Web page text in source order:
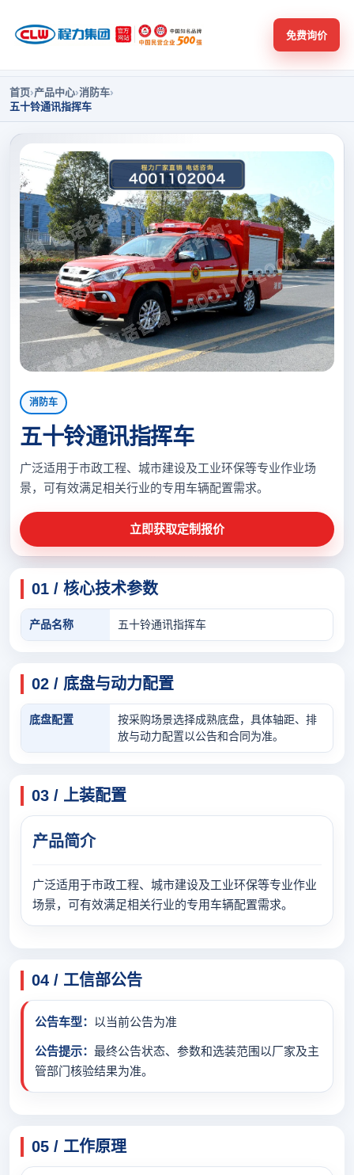
免费询价
首页›产品中心›消防车›
五十铃通讯指挥车
消防车
五十铃通讯指挥车
广泛适用于市政工程、城市建设及工业环保等专业作业场
景，可有效满足相关行业的专用车辆配置需求。
立即获取定制报价
01 / 核心技术参数
产品名称 五十铃通讯指挥车
02 / 底盘与动力配置
底盘配置
按采购场景选择成熟底盘，具体轴距、排
放与动力配置以公告和合同为准。
03 / 上装配置
产品简介
广泛适用于市政工程、城市建设及工业环保等专业作业
场景，可有效满足相关行业的专用车辆配置需求。
04 / 工信部公告
公告车型： 以当前公告为准
公告提示： 最终公告状态、参数和选装范围以厂家及主
管部门核验结果为准。
05 / 工作原理